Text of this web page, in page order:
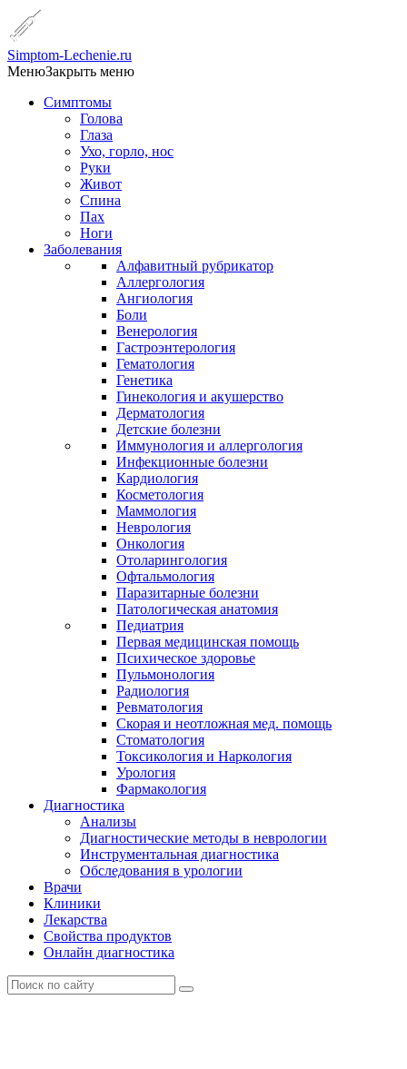
Simptom-Lechenie.ru
МенюЗакрыть меню
Симптомы
Голова
Глаза
Ухо, горло, нос
Руки
Живот
Спина
Пах
Ноги
Заболевания
Алфавитный рубрикатор
Аллергология
Ангиология
Боли
Венерология
Гастроэнтерология
Гематология
Генетика
Гинекология и акушерство
Дерматология
Детские болезни
Иммунология и аллергология
Инфекционные болезни
Кардиология
Косметология
Маммология
Неврология
Онкология
Отоларингология
Офтальмология
Паразитарные болезни
Патологическая анатомия
Педиатрия
Первая медицинская помощь
Психическое здоровье
Пульмонология
Радиология
Ревматология
Скорая и неотложная мед. помощь
Стоматология
Токсикология и Наркология
Урология
Фармакология
Диагностика
Анализы
Диагностические методы в неврологии
Инструментальная диагностика
Обследования в урологии
Врачи
Клиники
Лекарства
Свойства продуктов
Онлайн диагностика